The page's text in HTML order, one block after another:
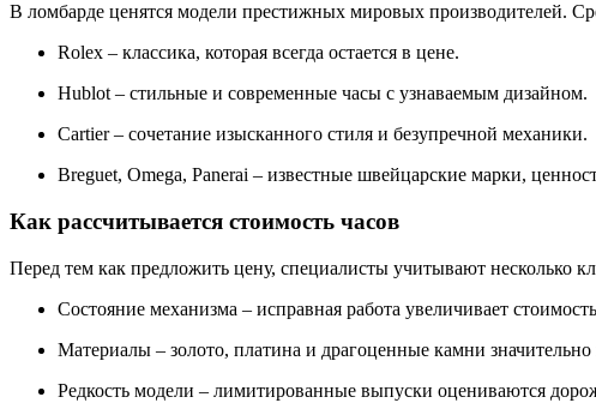
В ломбарде ценятся модели престижных мировых производителей.
Rolex – классика, которая всегда остается в цене.
Hublot – стильные и современные часы с узнаваемым дизайном.
Cartier – сочетание изысканного стиля и безупречной механики.
Breguet, Omega, Panerai – известные швейцарские марки,
Как рассчитывается стоимость часов
Перед тем как предложить цену, специалисты учитывают несколько
Состояние механизма – исправная работа увеличивает
Материалы – золото, платина и драгоценные камни
Редкость модели – лимитированные выпуски оцениваются